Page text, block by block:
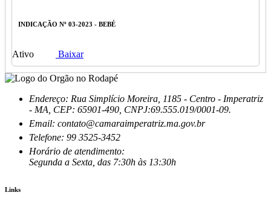
INDICAÇÃO Nº 03-2023 - BEBÉ
Ativo Baixar
Endereço: Rua Simplício Moreira, 1185 - Centro - Imperatriz
- MA, CEP: 65901-490, CNPJ:69.555.019/0001-09.
Email: contato@camaraimperatriz.ma.gov.br
Telefone: 99 3525-3452
Horário de atendimento:
Segunda a Sexta, das 7:30h às 13:30h
Links